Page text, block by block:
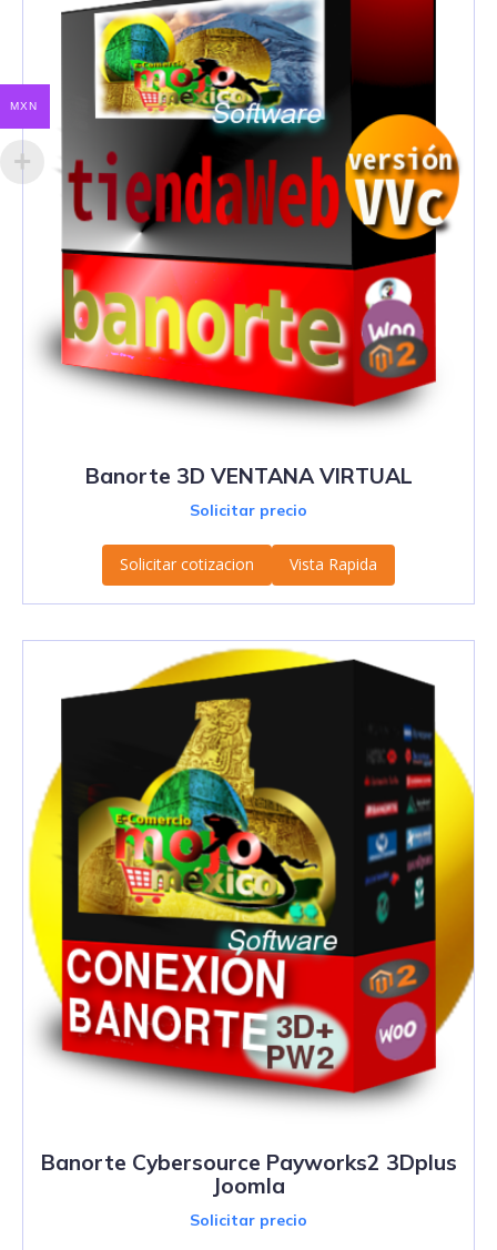
Banorte 3D VENTANA VIRTUAL
Solicitar precio
Solicitar cotizacion Vista Rapida
Banorte Cybersource Payworks2 3Dplus
Joomla
Solicitar precio
MXN